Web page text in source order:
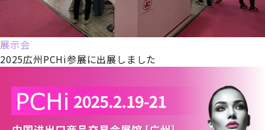
展示会
2025広州PCHi参展に出展しました